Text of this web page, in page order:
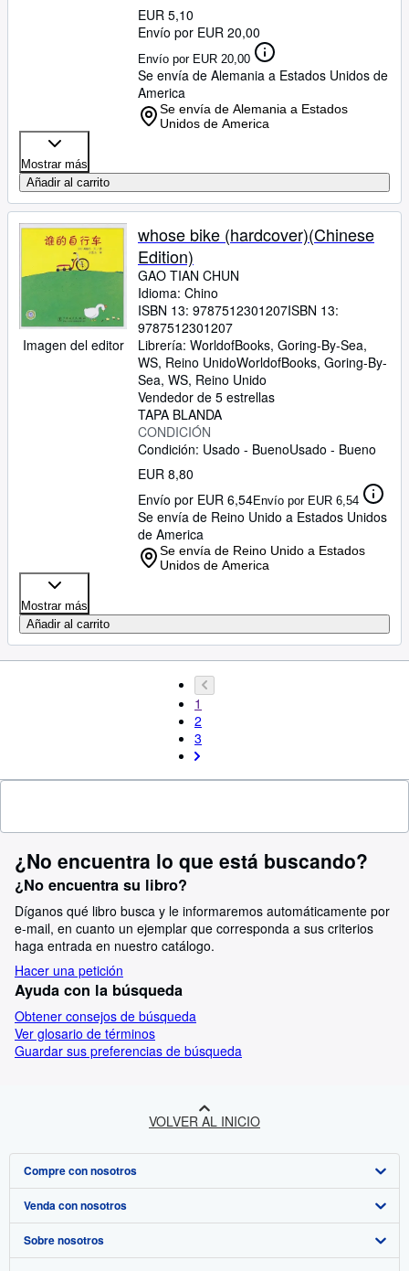
EUR 5,10
Envío por EUR 20,00
Envío por EUR 20,00
Se envía de Alemania a Estados Unidos de
America
Se envía de Alemania a Estados
Unidos de America
Mostrar más
Añadir al carrito
Imagen del editor
whose bike (hardcover)(Chinese
Edition)
GAO TIAN CHUN
Idioma: Chino
ISBN 13: 9787512301207ISBN 13:
9787512301207
Librería: WorldofBooks, Goring-By-Sea,
WS, Reino UnidoWorldofBooks, Goring-By-
Sea, WS, Reino Unido
Vendedor de 5 estrellas
TAPA BLANDA
CONDICIÓN
Condición: Usado - BuenoUsado - Bueno
EUR 8,80
Envío por EUR 6,54Envío por EUR 6,54
Se envía de Reino Unido a Estados Unidos
de America
Se envía de Reino Unido a Estados
Unidos de America
Mostrar más
Añadir al carrito
1
2
3
¿No encuentra lo que está buscando?
¿No encuentra su libro?
Díganos qué libro busca y le informaremos automáticamente por
e-mail, en cuanto un ejemplar que corresponda a sus criterios
haga entrada en nuestro catálogo.
Hacer una petición
Ayuda con la búsqueda
Obtener consejos de búsqueda
Ver glosario de términos
Guardar sus preferencias de búsqueda
VOLVER AL INICIO
Compre con nosotros
Búsqueda avanzada
Colecciones
Venda con nosotros
Comenzar a vender
Sobre nosotros